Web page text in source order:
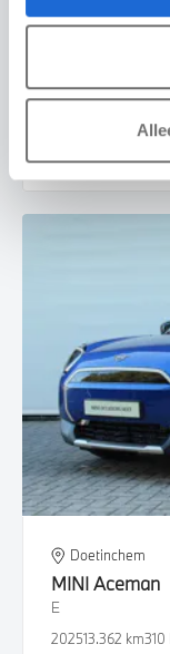
BMWX4
€
Bekijk details
Doetinchem
MINIAceman
E
202513.362 km